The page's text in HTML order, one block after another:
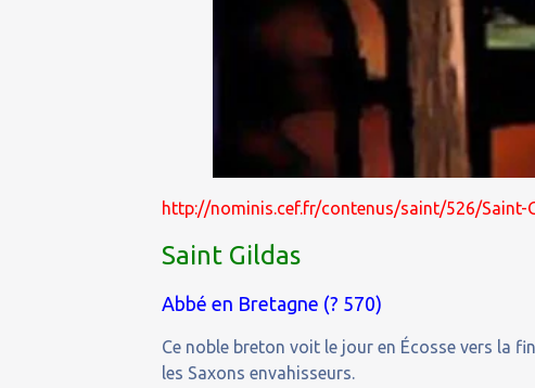
http://nominis.cef.fr/contenus/saint/526/Saint-
Saint Gildas
Abbé en Bretagne (? 570)
Ce noble breton voit le jour en Écosse vers la
les Saxons envahisseurs.